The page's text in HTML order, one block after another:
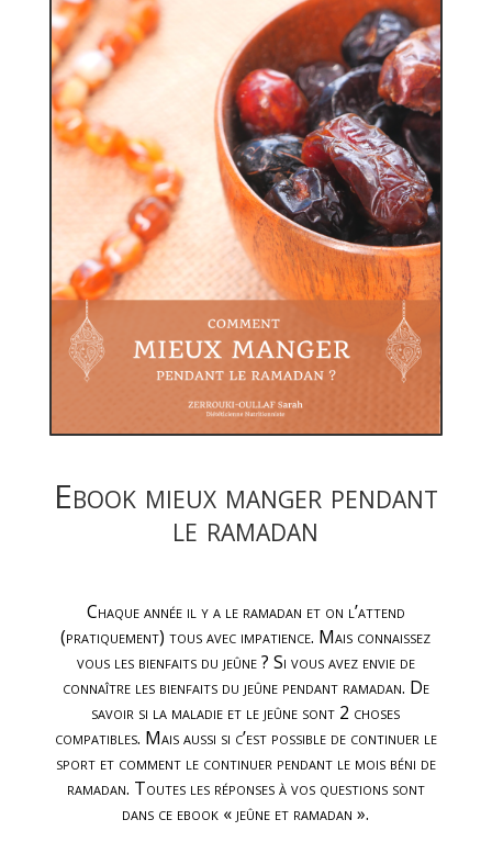
Ebook mieux manger pendant
le ramadan
Chaque année il y a le ramadan et on l’attend
(pratiquement) tous avec impatience. Mais connaissez
vous les bienfaits du jeûne ? Si vous avez envie de
connaître les bienfaits du jeûne pendant ramadan. De
savoir si la maladie et le jeûne sont 2 choses
compatibles. Mais aussi si c’est possible de continuer le
sport et comment le continuer pendant le mois béni de
ramadan. Toutes les réponses à vos questions sont
dans ce ebook « jeûne et ramadan ».